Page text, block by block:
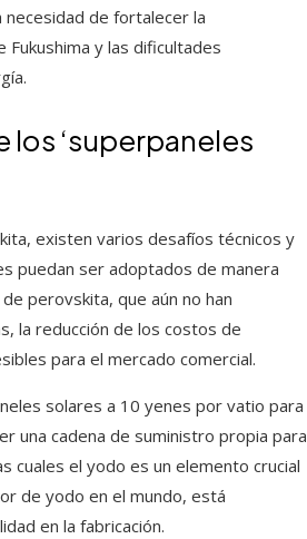
de fortalecer la
y las dificultades
los ‘superpaneles
existen varios desafíos técnicos y
puedan ser adoptados de manera
perovskita, que aún no han
la reducción de los costos de
para el mercado comercial.
solares a 10 yenes por vatio para
una cadena de suministro propia para
cuales el yodo es un elemento crucial
de yodo en el mundo, está
en la fabricación.